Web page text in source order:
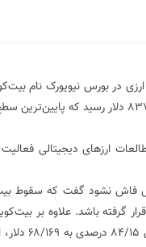
در بورس نیویورک نام
حذف کرد، ارزش بیت‌کوین با سقوط ۱۵ درصدی
ارزهای دیجیتالی
فاش نشود گفت که سقوط
گرفته باشد. علاوه بر